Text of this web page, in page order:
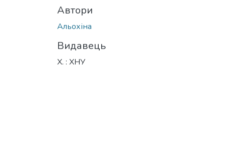
Автори
Альохіна
Видавець
Х. : ХНУ